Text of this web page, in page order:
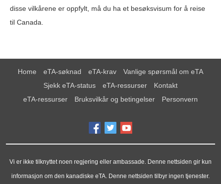
disse vilkårene er oppfylt, må du ha et besøksvisum for å reise
til Canada.
Home eTA-søknad eTA-krav
Vanlige spørsmål om eTA
Sjekk eTA-status
eTA-ressurser
Kontakt
eTA-ressurser
Bruksvilkår og betingelser Personvern
Vi er ikke tilknyttet noen regjering eller ambassade. Denne nettsiden gir kun
informasjon om den kanadiske eTA. Denne nettsiden tilbyr ingen tjenester.